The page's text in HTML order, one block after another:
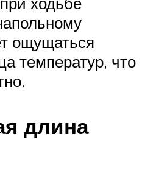
ощущаться
температур, что
длина